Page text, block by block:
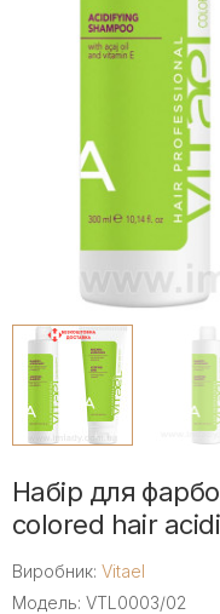
Набір для
colored hair
Виробник: Vitael
Модель: VTL0003/02